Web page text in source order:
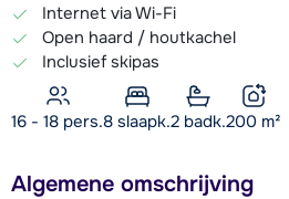
Internet via Wi-Fi
Open haard / houtkachel
Inclusief skipas
16 - 18 pers.8 slaapk.2 badk.200 m²
Algemene omschrijving